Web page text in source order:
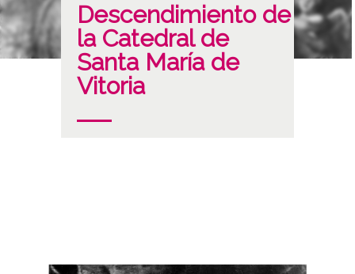
Descendimiento de
la Catedral de
Santa María de
Vitoria